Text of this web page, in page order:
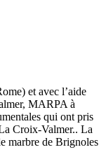
et avec l’aide
MARPA à
qui ont pris
Croix-Valmer.. La
marbre de Brignoles